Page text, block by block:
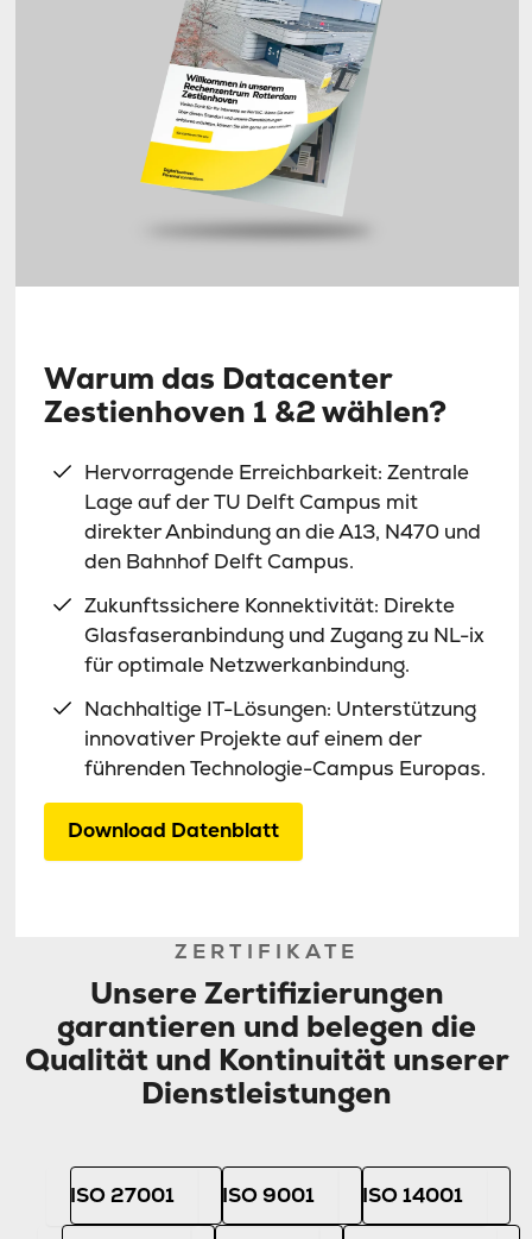
Warum das Datacenter
Zestienhoven 1 &2 wählen?
Hervorragende Erreichbarkeit: Zentrale
Lage auf der TU Delft Campus mit
direkter Anbindung an die A13, N470 und
den Bahnhof Delft Campus.
Zukunftssichere Konnektivität: Direkte
Glasfaseranbindung und Zugang zu NL-ix
für optimale Netzwerkanbindung.
Nachhaltige IT-Lösungen: Unterstützung
innovativer Projekte auf einem der
führenden Technologie-Campus Europas.
Download Datenblatt
ZERTIFIKATE
Unsere Zertifizierungen
garantieren und belegen die
Qualität und Kontinuität unserer
Dienstleistungen
ISO 27001 ISO 9001 ISO 14001